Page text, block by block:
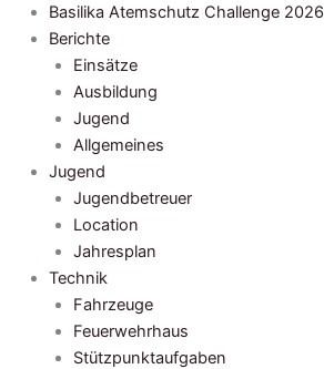
Basilika Atemschutz Challenge 2026
Berichte
Einsätze
Ausbildung
Jugend
Allgemeines
Jugend
Jugendbetreuer
Location
Jahresplan
Technik
Fahrzeuge
Feuerwehrhaus
Stützpunktaufgaben